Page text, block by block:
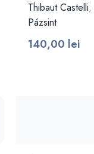
Thibaut Castelli,
Pázsint
140,00 lei